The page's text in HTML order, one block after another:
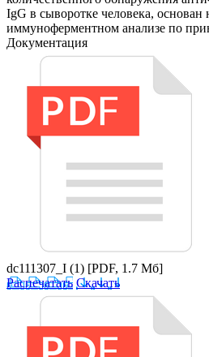
IgG в сыворотке человека, основан
иммуноферментном анализе по
Документация
dc111307_I (1) [PDF, 1.7 Мб]
Распечатать Скачать